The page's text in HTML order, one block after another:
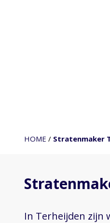
HOME / Stratenmaker
In Terheijden zijn